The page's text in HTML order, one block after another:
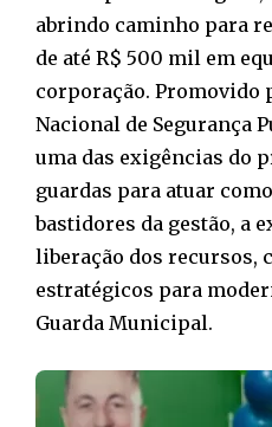
abrindo caminho para
de até R$ 500 mil em
corporação. Promovido
Nacional de Segurança
uma das exigências do
guardas para atuar
bastidores da gestão, a
liberação dos recursos,
estratégicos para
Guarda Municipal.